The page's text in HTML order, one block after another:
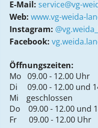
E-Mail: service@vg-
Web: www.vg-weida-
Instagram:
Facebook:
Öffnungszeiten:
Mo 09.00 - 12.00 Uhr
Di 09.00 - 12.00 und
Mi geschlossen
Do 09.00 - 12.00 und
Fr 09.00 - 12.00 Uhr